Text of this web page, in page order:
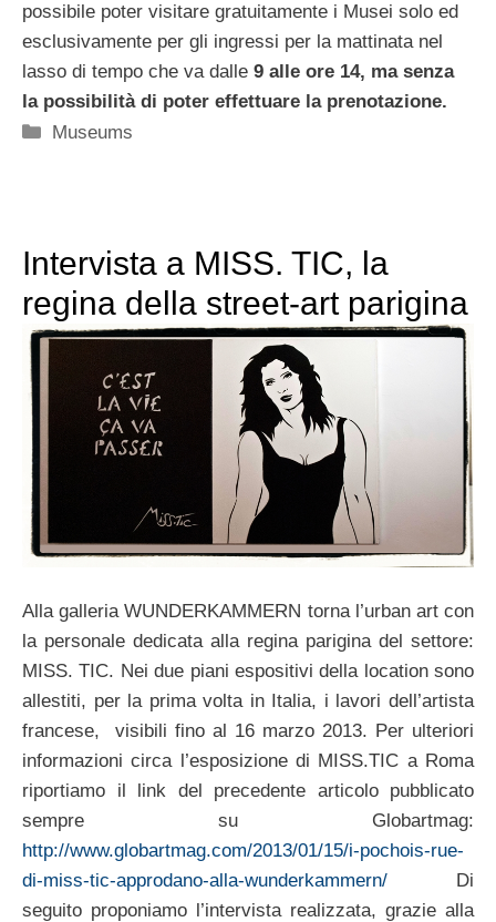
possibile poter visitare gratuitamente i Musei solo ed
esclusivamente per gli ingressi per la mattinata nel
lasso di tempo che va dalle 9 alle ore 14, ma senza
la possibilità di poter effettuare la prenotazione.
Categorie
Museums
Intervista a MISS. TIC, la
regina della street-art parigina
Alla galleria WUNDERKAMMERN torna l’urban art con
la personale dedicata alla regina parigina del settore:
MISS. TIC. Nei due piani espositivi della location sono
allestiti, per la prima volta in Italia, i lavori dell’artista
francese, visibili fino al 16 marzo 2013. Per ulteriori
informazioni circa l’esposizione di MISS.TIC a Roma
riportiamo il link del precedente articolo pubblicato
sempre su Globartmag:
http://www.globartmag.com/2013/01/15/i-pochois-rue-
di-miss-tic-approdano-alla-wunderkammern/ Di
seguito proponiamo l’intervista realizzata, grazie alla